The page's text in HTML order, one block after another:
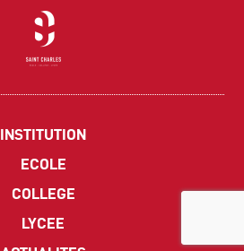
INSTITUTION
ECOLE
COLLEGE
LYCEE